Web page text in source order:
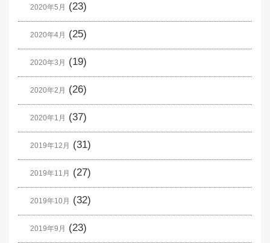
2020年5月 (23)
2020年4月 (25)
2020年3月 (19)
2020年2月 (26)
2020年1月 (37)
2019年12月 (31)
2019年11月 (27)
2019年10月 (32)
2019年9月 (23)